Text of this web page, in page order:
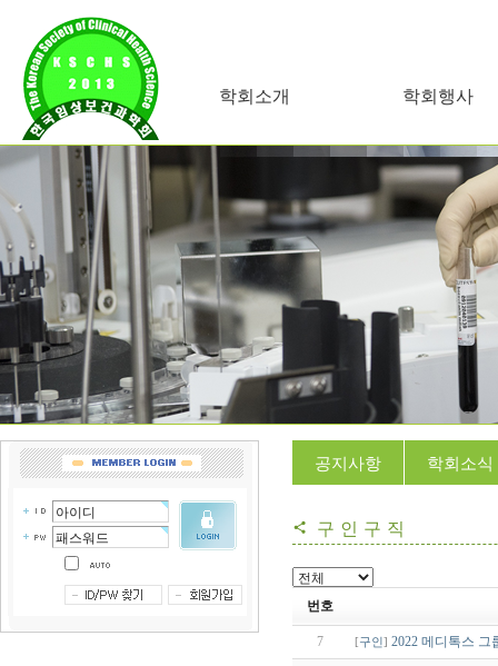
학회소개 학회행사
공지사항 학회소식
share 구인구직
번호
7 [구인 ] 2022 메디톡스 그